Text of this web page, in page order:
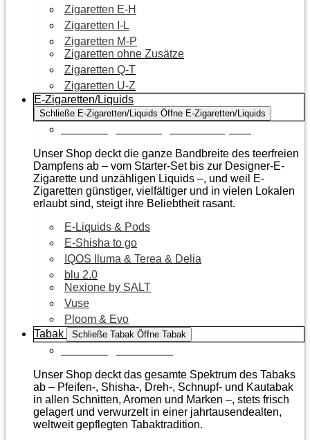
Zigaretten E-H
Zigaretten I-L
Zigaretten M-P
Zigaretten ohne Zusätze
Zigaretten Q-T
Zigaretten U-Z
E-Zigaretten/Liquids
Schließe E-Zigaretten/Liquids Öffne E-Zigaretten/Liquids
Unser Shop deckt die ganze Bandbreite des teerfreien
Dampfens ab – vom Starter-Set bis zur Designer-E-
Zigarette und unzähligen Liquids –, und weil E-
Zigaretten günstiger, vielfältiger und in vielen Lokalen
erlaubt sind, steigt ihre Beliebtheit rasant.
E-Liquids & Pods
E-Shisha to go
IQOS Iluma & Terea & Delia
blu 2.0
Nexione by SALT
Vuse
Ploom & Evo
Tabak
Schließe Tabak Öffne Tabak
Unser Shop deckt das gesamte Spektrum des Tabaks
ab – Pfeifen-, Shisha-, Dreh-, Schnupf- und Kautabak
in allen Schnitten, Aromen und Marken –, stets frisch
gelagert und verwurzelt in einer jahrtausendealten,
weltweit gepflegten Tabaktradition.